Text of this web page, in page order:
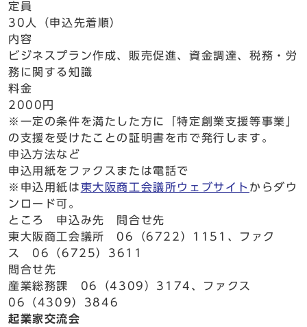
定員
30人（申込先着順）
内容
ビジネスプラン作成、販売促進、資金調達、税務・労
務に関する知識
料金
2000円
※一定の条件を満たした方に「特定創業支援等事業」
の支援を受けたことの証明書を市で発行します。
申込方法など
申込用紙をファクスまたは電話で
※申込用紙は東大阪商工会議所ウェブサイト からダウ
ンロード可。
ところ 申込み先 問合せ先
東大阪商工会議所 06（6722）1151、ファク
ス 06（6725）3611
問合せ先
産業総務課 06（4309）3174、ファクス
06（4309）3846
起業家交流会